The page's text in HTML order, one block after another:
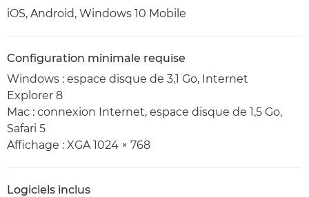
iOS, Android, Windows 10 Mobile
Configuration minimale requise
Windows : espace disque de 3,1 Go, Internet
Explorer 8
Mac : connexion Internet, espace disque de 1,5 Go,
Safari 5
Affichage : XGA 1024 × 768
Logiciels inclus